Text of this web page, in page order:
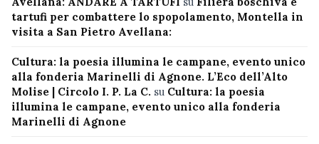
tartufi per combattere lo spopolamento, Montella in
visita a San Pietro Avellana:
Cultura: la poesia illumina le campane, evento unico
alla fonderia Marinelli di Agnone. L’Eco dell’Alto
Molise | Circolo I. P. La C. su Cultura: la poesia
illumina le campane, evento unico alla fonderia
Marinelli di Agnone